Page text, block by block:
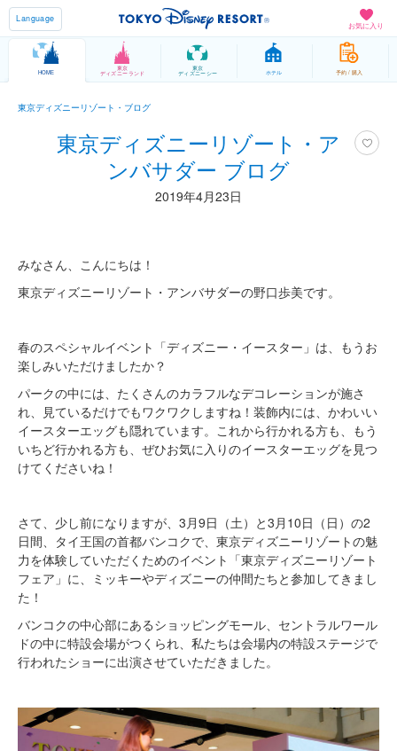
お気に入り
Language
HOME
東京
ディズニーランド
東京
ディズニーシー ホテル 予約 / 購入
東京ディズニーリゾート・ブログ
東京ディズニーリゾート・ア
ンバサダー ブログ
2019年4月23日
みなさん、こんにちは！
東京ディズニーリゾート・アンバサダーの野口歩美です。
春のスペシャルイベント「ディズニー・イースター」は、もうお
楽しみいただけましたか？
パークの中には、たくさんのカラフルなデコレーションが施さ
れ、見ているだけでもワクワクしますね！装飾内には、かわいい
イースターエッグも隠れています。これから行かれる方も、もう
いちど行かれる方も、ぜひお気に入りのイースターエッグを見つ
けてくださいね！
さて、少し前になりますが、3月9日（土）と3月10日（日）の2
日間、タイ王国の首都バンコクで、東京ディズニーリゾートの魅
力を体験していただくためのイベント「東京ディズニーリゾート
フェア」に、ミッキーやディズニーの仲間たちと参加してきまし
た！
バンコクの中心部にあるショッピングモール、セントラルワール
ドの中に特設会場がつくられ、私たちは会場内の特設ステージで
行われたショーに出演させていただきました。